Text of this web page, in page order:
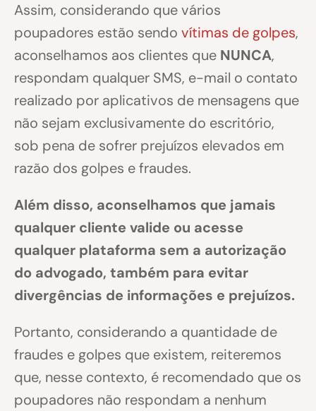
Assim, considerando que vários
poupadores estão sendo vítimas de golpes,
aconselhamos aos clientes que NUNCA,
respondam qualquer SMS, e-mail o contato
realizado por aplicativos de mensagens que
não sejam exclusivamente do escritório,
sob pena de sofrer prejuízos elevados em
razão dos golpes e fraudes.
Além disso, aconselhamos que jamais
qualquer cliente valide ou acesse
qualquer plataforma sem a autorização
do advogado, também para evitar
divergências de informações e prejuízos.
Portanto, considerando a quantidade de
fraudes e golpes que existem, reiteremos
que, nesse contexto, é recomendado que os
poupadores não respondam a nenhum